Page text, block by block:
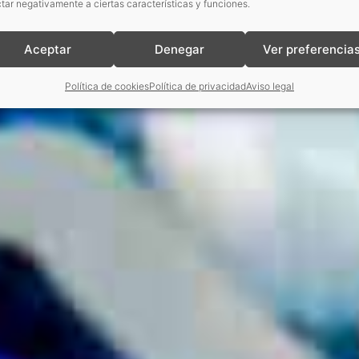
negativamente a ciertas características y funciones.
Aceptar Denegar Ver
Política de cookiesPolítica de privacidadAviso legal